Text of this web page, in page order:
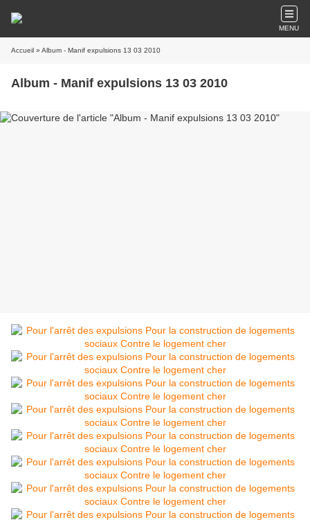
MENU
Accueil » Album - Manif expulsions 13 03 2010
Album - Manif expulsions 13 03 2010